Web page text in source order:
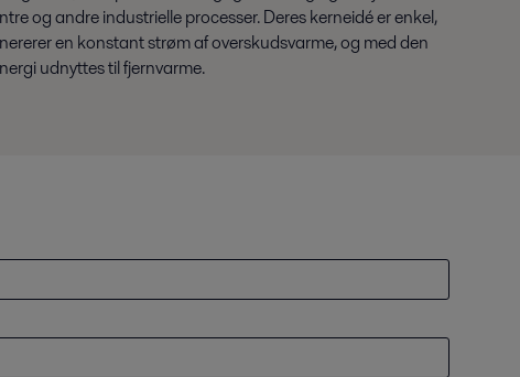
og andre industrielle processer. Deres kerneidé er enkel,
en konstant strøm af overskudsvarme, og med den
udnyttes til fjernvarme.